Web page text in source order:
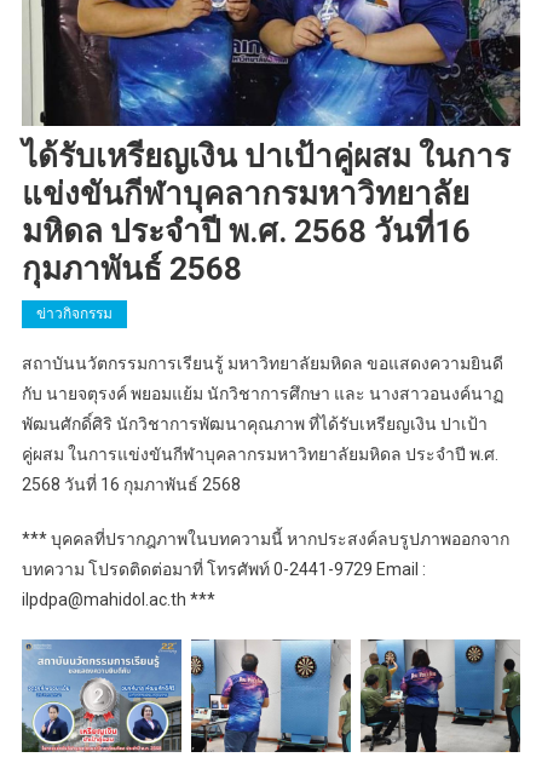
ได้รับเหรียญเงิน ปาเป้าคู่ผสม ในการ
แข่งขันกีฬาบุคลากรมหาวิทยาลัย
มหิดล ประจำปี พ.ศ. 2568 วันที่16
กุมภาพันธ์ 2568
ข่าวกิจกรรม
สถาบันนวัตกรรมการเรียนรู้ มหาวิทยาลัยมหิดล ขอแสดงความยินดี
กับ นายจตุรงค์ พยอมแย้ม นักวิชาการศึกษา และ นางสาวอนงค์นาฏ
พัฒนศักดิ์ศิริ นักวิชาการพัฒนาคุณภาพ ที่ได้รับเหรียญเงิน ปาเป้า
คู่ผสม ในการแข่งขันกีฬาบุคลากรมหาวิทยาลัยมหิดล ประจำปี พ.ศ.
2568 วันที่ 16 กุมภาพันธ์ 2568
*** บุคคลที่ปรากฎภาพในบทความนี้ หากประสงค์ลบรูปภาพออกจาก
บทความ โปรดติดต่อมาที่ โทรศัพท์ 0-2441-9729 Email :
ilpdpa@mahidol.ac.th ***